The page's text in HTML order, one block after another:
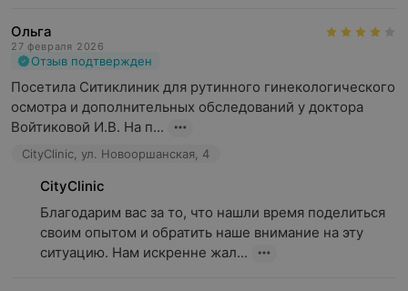
Ольга
27 февраля 2026
Отзыв подтвержден
Посетила Ситиклиник для рутинного гинекологического
осмотра и дополнительных обследований у доктора
Войтиковой И.В. На п...
CityClinic, ул. Новооршанская, 4
CityClinic
Благодарим вас за то, что нашли время поделиться
своим опытом и обратить наше внимание на эту
ситуацию. Нам искренне жал...